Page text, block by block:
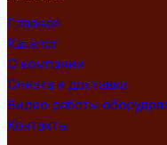
Главная
Каталог
О компании
Оплата и доставка
Видео работы
Контакты